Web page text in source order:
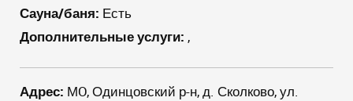
Сауна/баня: Есть
Дополнительные услуги: ,
Адрес: МO, Одинцовский р-н, д. Сколково, ул.